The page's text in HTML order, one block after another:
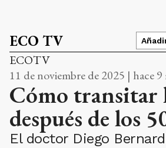
ECO TV
ECOTV
11 de noviembre de 2025 | hace 9
Cómo transitar
después de los
El doctor Diego